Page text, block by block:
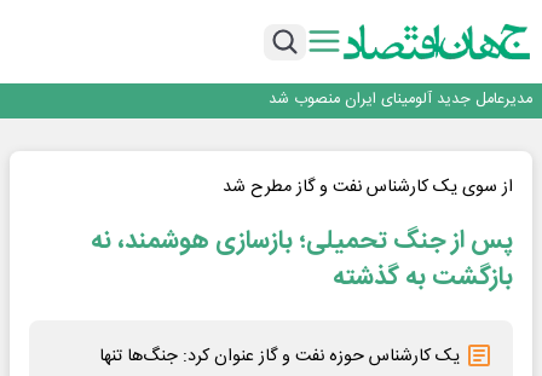
بازگشت فرش ماشینی به اصفهان پس از هفت سال؛ دو نمایشگاه تخصصی در شهر
مدیرعامل جدید آلومینای ایران منصوب شد
رونمایی فولاد غدیر نی ریز از سامانه ی « آقای پولاد»
بازگشت فرش ماشینی به اصفهان پس از هفت سال؛ دو نمایشگاه تخصصی در شهر
از سوی یک کارشناس نفت و گاز مطرح شد
پس از جنگ تحمیلی؛ بازسازی هوشمند، نه
بازگشت به گذشته
یک کارشناس حوزه نفت و گاز عنوان کرد: جنگ‌ها تنها